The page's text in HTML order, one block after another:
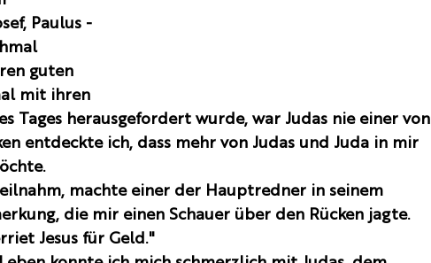
Paulus -
guten
mit ihren
Tages herausgefordert wurde, war Judas nie einer von
entdeckte ich, dass mehr von Judas und Juda in mir
machte einer der Hauptredner in seinem
die mir einen Schauer über den Rücken jagte.
Jesus für Geld."